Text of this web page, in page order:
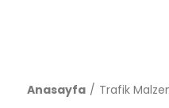
Anasayfa Trafik